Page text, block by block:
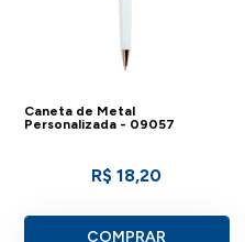
Caneta de Metal
Personalizada - 09057
R$ 18,20
COMPRAR